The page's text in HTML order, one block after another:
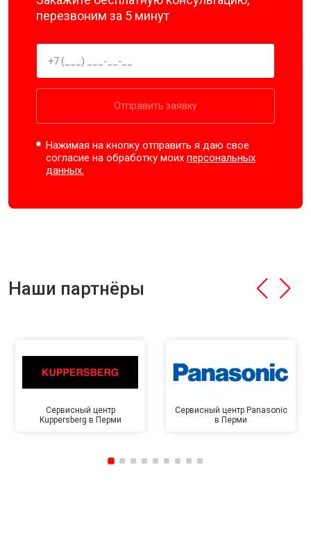
перезвоним за 5 минут
Отправить заявку
Нажимая на кнопку отправить я даю свое
согласие на обработку моихперсональных
данных.
Наши партнёры
Сервисный центр
Kuppersberg в Перми
Сервисный центр Panasonic
в Перми